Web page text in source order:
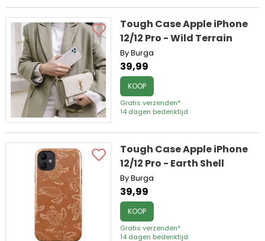
Tough Case Apple iPhone
12/12 Pro - Wild Terrain
By Burga
39,99
KOOP
Gratis verzenden*
14 dagen bedenktijd
Tough Case Apple iPhone
12/12 Pro - Earth Shell
By Burga
39,99
KOOP
Gratis verzenden*
14 dagen bedenktijd